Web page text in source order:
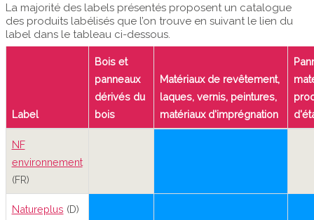
La majorité des labels présentés proposent un catalogue
des produits labélisés que l’on trouve en suivant le lien du
label dans le tableau ci-dessous.
Label
Bois et
panneaux
dérivés du
bois
Matériaux de revêtement,
laques, vernis, peintures,
matériaux d'imprégnation
NF
environnement
(FR)
Natureplus (D)